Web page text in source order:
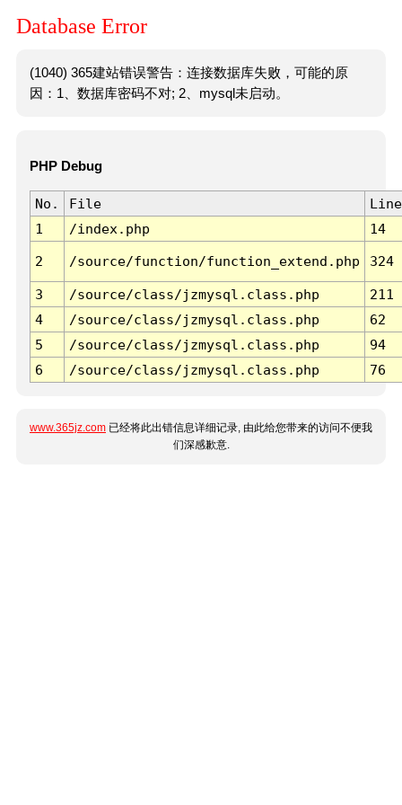
Database Error
(1040) 365建站错误警告：连接数据库失败，可能的原
因：1、数据库密码不对; 2、mysql未启动。
PHP Debug
No. File
Line
1
/index.php 14
2 /source/function/function_extend.php 324
3 /source/class/jzmysql.class.php
211
4
/source/class/jzmysql.class.php
62
5
/source/class/jzmysql.class.php
94
6
/source/class/jzmysql.class.php 76
www.365jz.com 已经将此出错信息详细记录, 由此给您带来的访问不便我
们深感歉意.